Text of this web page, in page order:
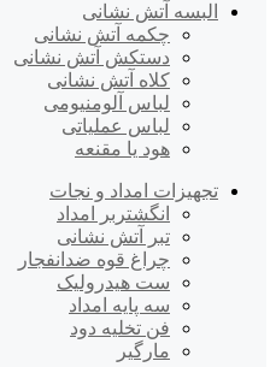
البسه آتش نشانی
چکمه آتش نشانی
دستکش آتش نشانی
کلاه آتش نشانی
لباس آلومنیومی
لباس عملیاتی
هود یا مقنعه
تجهیزات امداد و نجات
انگشتربر امداد
تبر آتش نشانی
چراغ قوه ضدانفجار
ست هیدرولیک
سه پایه امداد
فن تخلیه دود
مارگیر